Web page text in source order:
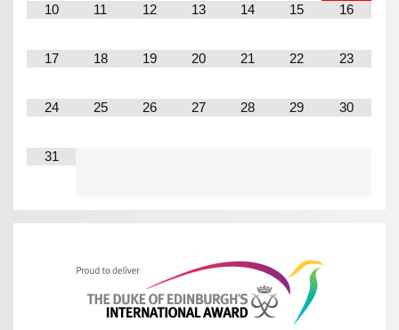
10 11 12 13 14 15 16
17 18 19 20 21 22 23
24 25 26 27 28 29 30
31